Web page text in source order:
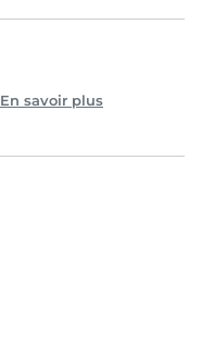
En savoir plus